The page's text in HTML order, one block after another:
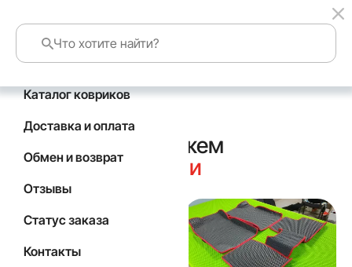
Каталог ковриков
Доставка и оплата
Обмен и возврат
Отзывы
Статус заказа
Контакты
Немного расскажем
о нашейкомпании